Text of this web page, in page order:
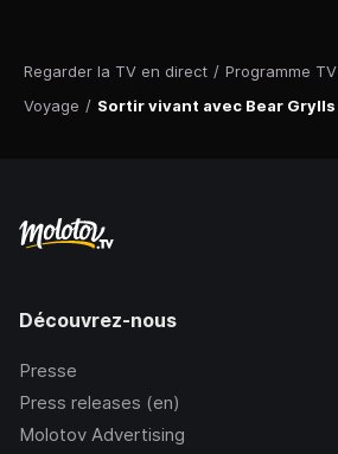
Regarder la TV en direct / Programme TV
Voyage / Sortir vivant avec Bear Grylls
Découvrez-nous
Presse
Press releases (en)
Molotov Advertising